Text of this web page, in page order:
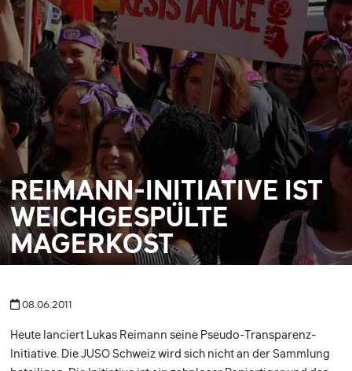
REIMANN-INITIATIVE IST
WEICHGESPÜLTE
MAGERKOST
08.06.2011
Heute lanciert Lukas Reimann seine Pseudo-Transparenz-
Initiative. Die JUSO Schweiz wird sich nicht an der Sammlung